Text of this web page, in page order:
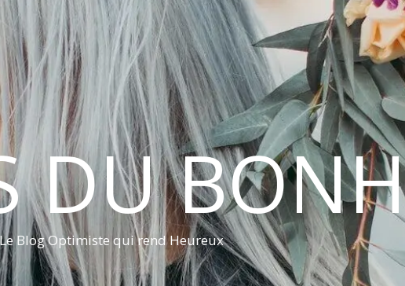
DU
Le Blog Optimiste qui rend Heureux